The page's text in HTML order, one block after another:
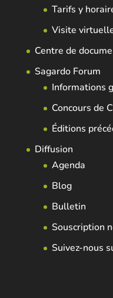
Tarifs y
Visite
Centre de
Sagardo Forum
Informations
Concours de
Éditions
Diffusion
Agenda
Blog
Bulletin
Souscription
Suivez-nous